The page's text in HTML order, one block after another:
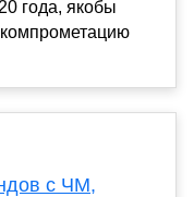
года, якобы
с ЧМ,